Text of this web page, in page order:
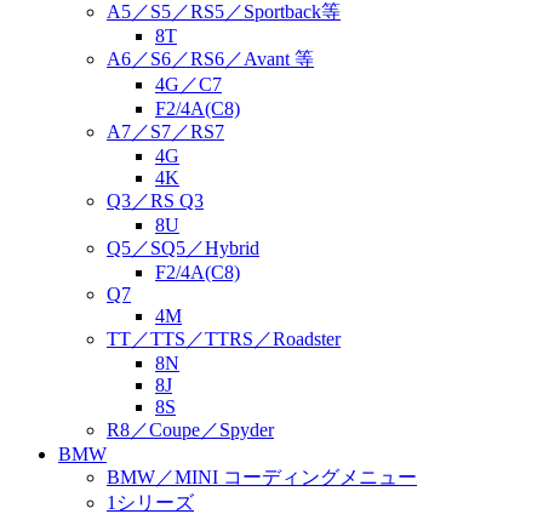
A5／S5／RS5／Sportback等
8T
A6／S6／RS6／Avant 等
4G／C7
F2/4A(C8)
A7／S7／RS7
4G
4K
Q3／RS Q3
8U
Q5／SQ5／Hybrid
F2/4A(C8)
Q7
4M
TT／TTS／TTRS／Roadster
8N
8J
8S
R8／Coupe／Spyder
BMW
BMW／MINI コーディングメニュー
1シリーズ